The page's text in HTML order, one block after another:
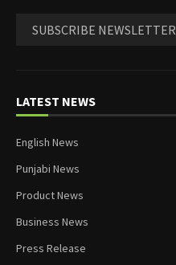
SUBSCRIBE NEWSLETTER
LATEST NEWS
English News
Punjabi News
Product News
Business News
Press Release